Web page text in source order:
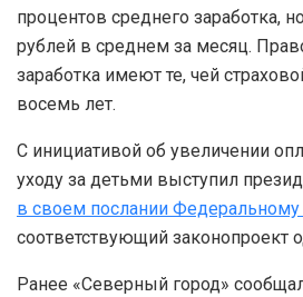
процентов среднего заработка,
рублей в среднем за месяц.
заработка имеют те, чей
восемь лет.
С инициативой об увеличении
уходу за детьми выступил
в своем послании
соответствующий законопроект
Ранее «Северный город»